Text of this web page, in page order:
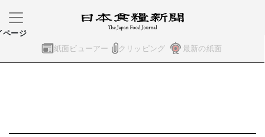
紙面ビューアー クリッピング 最新の紙面
ページ